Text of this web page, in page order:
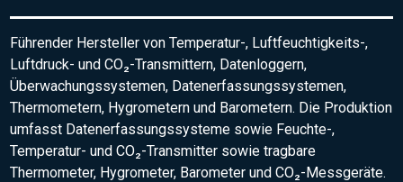
Führender Hersteller von Temperatur-, Luftfeuchtigkeits-,
Luftdruck- und CO₂-Transmittern, Datenloggern,
Überwachungssystemen, Datenerfassungssystemen,
Thermometern, Hygrometern und Barometern. Die Produktion
umfasst Datenerfassungssysteme sowie Feuchte-,
Temperatur- und CO₂-Transmitter sowie tragbare
Thermometer, Hygrometer, Barometer und CO₂-Messgeräte.